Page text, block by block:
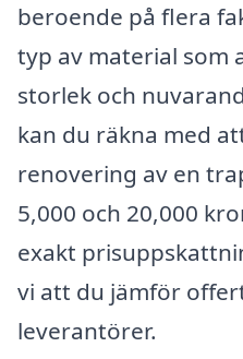
beroende på flera
typ av material som
storlek och
kan du räkna med
renovering av en
5,000 och 20,000
exakt
vi att du jämför
leverantörer.